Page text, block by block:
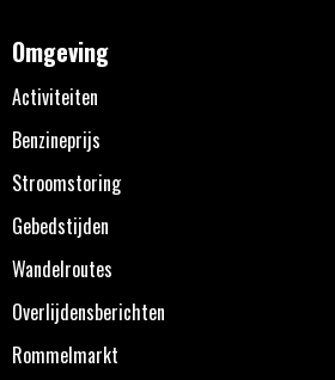
Omgeving
Activiteiten
Benzineprijs
Stroomstoring
Gebedstijden
Wandelroutes
Overlijdensberichten
Rommelmarkt